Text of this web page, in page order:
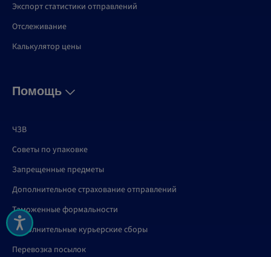
Экспорт статистики отправлений
Отслеживание
Калькулятор цены
Помощь
ЧЗВ
Советы по упаковке
Запрещенные предметы
Дополнительное страхование отправлений
Таможенные формальности
Дополнительные курьерские сборы
Перевозка посылок